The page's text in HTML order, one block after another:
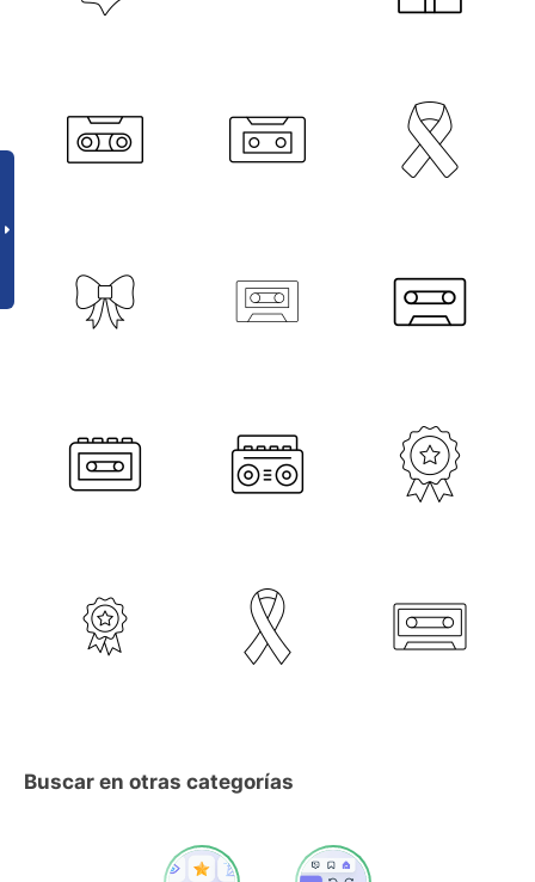
Buscar en otras categorías